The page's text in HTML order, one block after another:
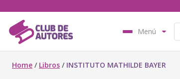
Menú
Home / Libros / INSTITUTO MATHILDE BAYER